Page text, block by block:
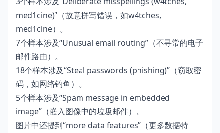
med1cine)”（故意拼写错误，如w4tches,
med1cine）。
7个样本涉及“Unusual email routing”（不寻常的电子
邮件路由）。
18个样本涉及“Steal passwords (phishing)”（窃取密
码，如网络钓鱼）。
5个样本涉及“Spam message in embedded
image”（嵌入图像中的垃圾邮件）。
图片中还提到“more data features”（更多数据特